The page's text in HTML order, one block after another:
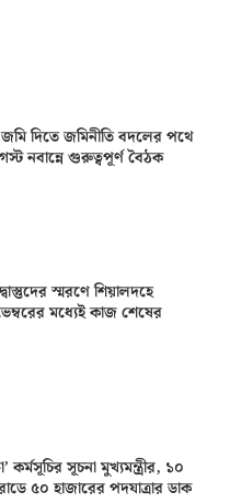
জমি দিতে জমিনীতি বদলের পথে
নবান্নে গুরুত্বপূর্ণ বৈঠক
স্মরণে শিয়ালদহে
মধ্যেই কাজ শেষের
কর্মসূচির সূচনা মুখ্যমন্ত্রীর, ১০
৫০ হাজারের পদযাত্রার ডাক